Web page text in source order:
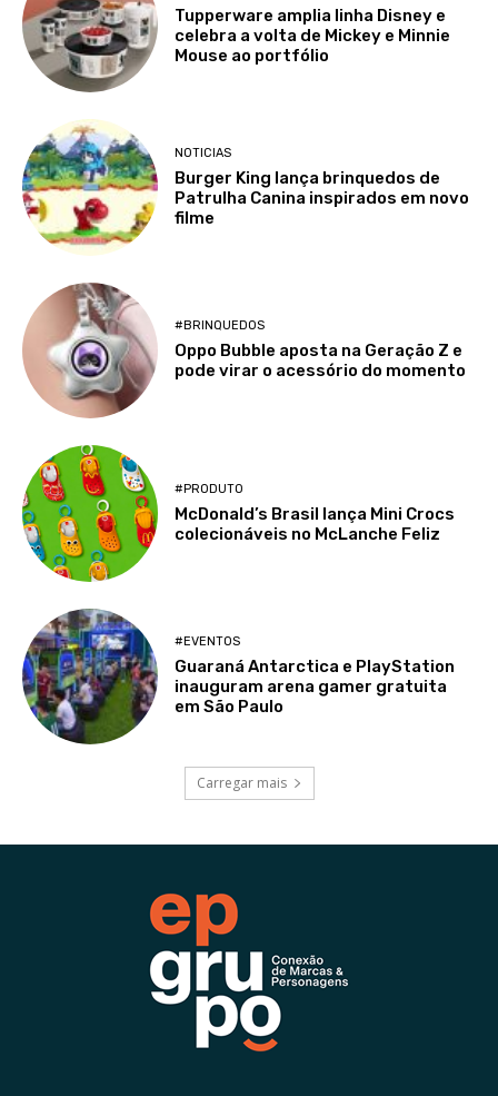
Tupperware amplia linha Disney e
celebra a volta de Mickey e Minnie
Mouse ao portfólio
NOTICIAS
Burger King lança brinquedos de
Patrulha Canina inspirados em novo
filme
#BRINQUEDOS
Oppo Bubble aposta na Geração Z e
pode virar o acessório do momento
#PRODUTO
McDonald’s Brasil lança Mini Crocs
colecionáveis no McLanche Feliz
#EVENTOS
Guaraná Antarctica e PlayStation
inauguram arena gamer gratuita
em São Paulo
Carregar mais